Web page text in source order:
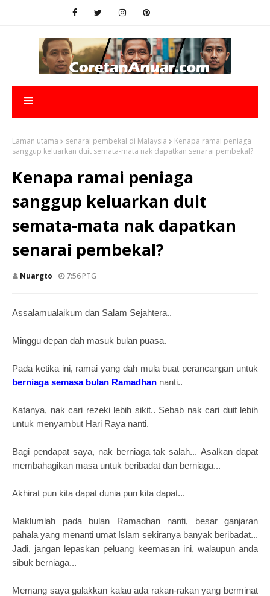
Laman utama senarai pembekal di Malaysia
Kenapa ramai peniaga
sanggup keluarkan duit semata-mata nak dapatkan senarai pembekal?
Kenapa ramai peniaga
sanggup keluarkan duit
semata-mata nak dapatkan
senarai pembekal?
Nuargto 7:56 PTG
Assalamualaikum dan Salam Sejahtera..
Minggu depan dah masuk bulan puasa.
Pada ketika ini, ramai yang dah mula buat perancangan untuk
berniaga semasa bulan Ramadhan nanti..
Katanya, nak cari rezeki lebih sikit.. Sebab nak cari duit lebih
untuk menyambut Hari Raya nanti.
Bagi pendapat saya, nak berniaga tak salah...Asalkan dapat
membahagikan masa untuk beribadat dan berniaga...
Akhirat pun kita dapat dunia pun kita dapat...
Maklumlah pada bulan Ramadhan nanti, besar ganjaran
pahala yang menanti umat Islam sekiranya banyak beribadat...
Jadi, jangan lepaskan peluang keemasan ini, walaupun anda
sibuk berniaga...
Memang saya galakkan kalau ada rakan-rakan yang berminat